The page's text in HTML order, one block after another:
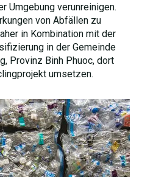
Umgebung verunreinigen.
von Abfällen zu
in Kombination mit der
in der Gemeinde
Provinz Binh Phuoc, dort
umsetzen.